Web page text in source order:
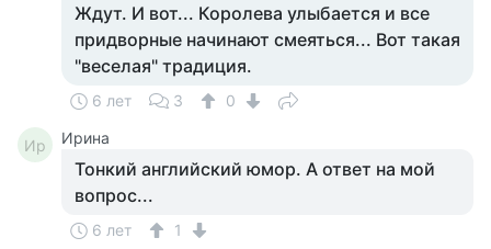
Ждут. И вот... Королева улыбается и все
придворные начинают смеяться... Вот такая
"веселая" традиция.
6 лет 3 0
Ир Ирина
Тонкий английский юмор. А ответ на мой
вопрос...
6 лет 1